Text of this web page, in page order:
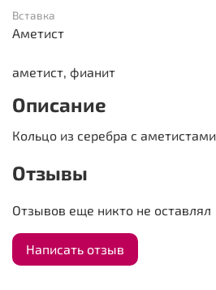
Вставка
Аметист
аметист, фианит
Описание
Кольцо из серебра с аметистами
Отзывы
Отзывов еще никто не оставлял
Написать отзыв